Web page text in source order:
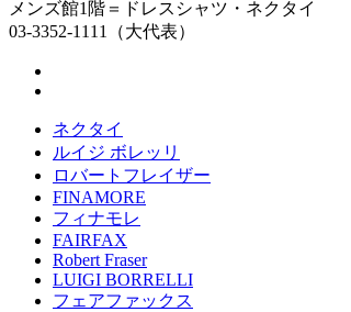
メンズ館1階＝ドレスシャツ・ネクタイ
03-3352-1111（大代表）
ネクタイ
ルイジ ボレッリ
ロバートフレイザー
FINAMORE
フィナモレ
FAIRFAX
Robert Fraser
LUIGI BORRELLI
フェアファックス